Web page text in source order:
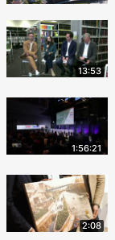
13:53
1:56:21
2:08